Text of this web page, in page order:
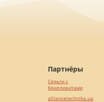
Партнёры
Серьги с
бриллиантами
alliancetechnika.ua